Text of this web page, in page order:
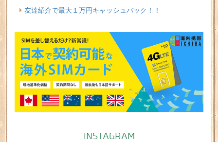
友達紹介で最大１万円キャッシュバック！！
INSTAGRAM